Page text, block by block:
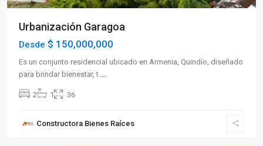
Urbanización Garagoa
Desde $ 150,000,000
Es un conjunto residencial ubicado en Armenia, Quindío, diseñado
para brindar bienestar, t
2 1 36
Constructora Bienes Raíces
La